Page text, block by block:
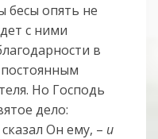
бесы опять не
с ними
в
Но Господь
дело:
сказал Он ему, – и